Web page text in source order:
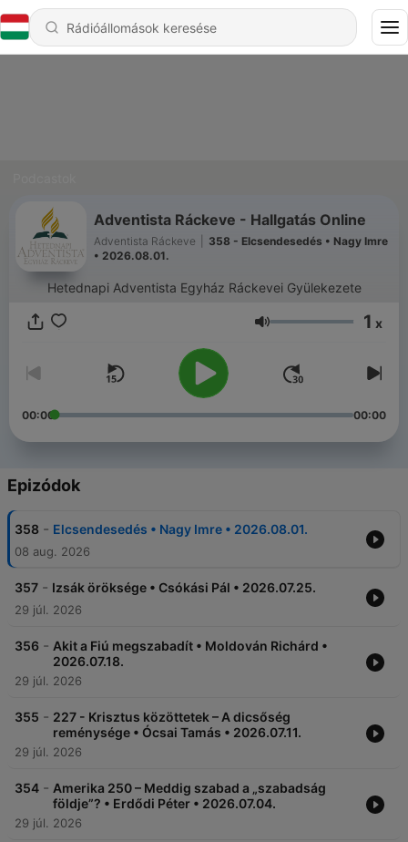
Adventista Ráckeve - Hallgatás Online
Adventista Ráckeve
358 - Elcsendesedés • Nagy Imre
• 2026.08.01.
Hetednapi Adventista Egyház Ráckevei Gyülekezete
Hangerő 1 x
00:00 00:00
Epizódok
358 - Elcsendesedés • Nagy Imre • 2026.08.01.
08 aug. 2026
357 - Izsák öröksége • Csókási Pál • 2026.07.25.
29 júl. 2026
356 - Akit a Fiú megszabadít • Moldován Richárd •
2026.07.18.
29 júl. 2026
355 - 227 - Krisztus közöttetek – A dicsőség
reménysége • Ócsai Tamás • 2026.07.11.
29 júl. 2026
354 - Amerika 250 – Meddig szabad a „szabadság
földje”? • Erdődi Péter • 2026.07.04.
29 júl. 2026